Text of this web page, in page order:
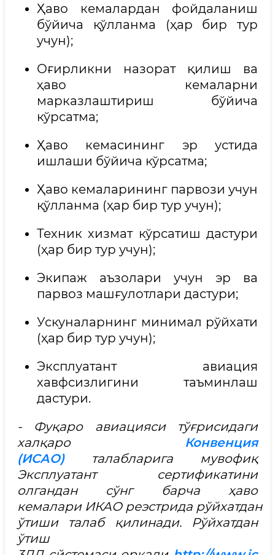
Ҳаво кемалардан фойдаланиш
бўйича қўлланма (ҳар бир тур
учун);
Оғирликни назорат қилиш ва
ҳаво кемаларни
марказлаштириш бўйича
кўрсатма;
Ҳаво кемасининг эр устида
ишлаши бўйича кўрсатма;
Ҳаво кемаларининг парвози учун
қўлланма (ҳар бир тур учун);
Техник хизмат кўрсатиш дастури
(ҳар бир тур учун);
Экипаж аъзолари учун эр ва
парвоз машғулотлари дастури;
Ускуналарнинг минимал рўйхати
(ҳар бир тур учун);
Эксплуатант авиация
хавфсизлигини таъминлаш
дастури.
- Фуқаро авиацияси тўғрисидаги
халқаро Конвенция
(ИСАО)талабларига мувофиқ
Эксплуатант сертификатини
олгандан сўнг барча ҳаво
кемалари ИКАО реэстрида рўйхатдан
ўтиши талаб қилинади. Рўйхатдан
ўтиш